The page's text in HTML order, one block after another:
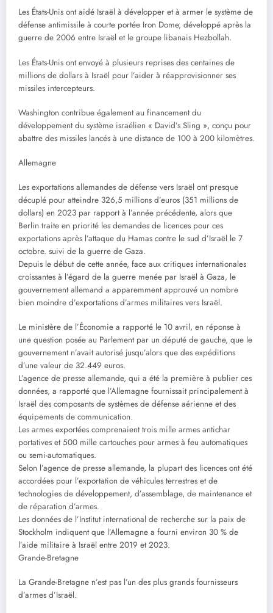
Les États-Unis ont aidé Israël à développer et à armer le système de
défense antimissile à courte portée Iron Dome, développé après la
guerre de 2006 entre Israël et le groupe libanais Hezbollah.
Les États-Unis ont envoyé à plusieurs reprises des centaines de
millions de dollars à Israël pour l’aider à réapprovisionner ses
missiles intercepteurs.
Washington contribue également au financement du
développement du système israélien « David’s Sling », conçu pour
abattre des missiles lancés à une distance de 100 à 200 kilomètres.
Allemagne
Les exportations allemandes de défense vers Israël ont presque
décuplé pour atteindre 326,5 millions d’euros (351 millions de
dollars) en 2023 par rapport à l’année précédente, alors que
Berlin traite en priorité les demandes de licences pour ces
exportations après l’attaque du Hamas contre le sud d’Israël le 7
octobre. suivi de la guerre de Gaza.
Depuis le début de cette année, face aux critiques internationales
croissantes à l’égard de la guerre menée par Israël à Gaza, le
gouvernement allemand a apparemment approuvé un nombre
bien moindre d’exportations d’armes militaires vers Israël.
Le ministère de l’Économie a rapporté le 10 avril, en réponse à
une question posée au Parlement par un député de gauche, que le
gouvernement n’avait autorisé jusqu’alors que des expéditions
d’une valeur de 32.449 euros.
L’agence de presse allemande, qui a été la première à publier ces
données, a rapporté que l’Allemagne fournissait principalement à
Israël des composants de systèmes de défense aérienne et des
équipements de communication.
Les armes exportées comprenaient trois mille armes antichar
portatives et 500 mille cartouches pour armes à feu automatiques
ou semi-automatiques.
Selon l’agence de presse allemande, la plupart des licences ont été
accordées pour l’exportation de véhicules terrestres et de
technologies de développement, d’assemblage, de maintenance et
de réparation d’armes.
Les données de l’Institut international de recherche sur la paix de
Stockholm indiquent que l’Allemagne a fourni environ 30 % de
l’aide militaire à Israël entre 2019 et 2023.
Grande-Bretagne
La Grande-Bretagne n’est pas l’un des plus grands fournisseurs
d’armes d’Israël.